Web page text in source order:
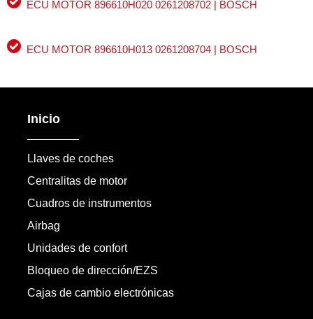
ECU MOTOR 896610H020 0261208702 | BOSCH
ECU MOTOR 896610H013 0261208704 | BOSCH
Inicio
Llaves de coches
Centralitas de motor
Cuadros de instrumentos
Airbag
Unidades de confort
Bloqueo de dirección/EZS
Cajas de cambio electrónicas